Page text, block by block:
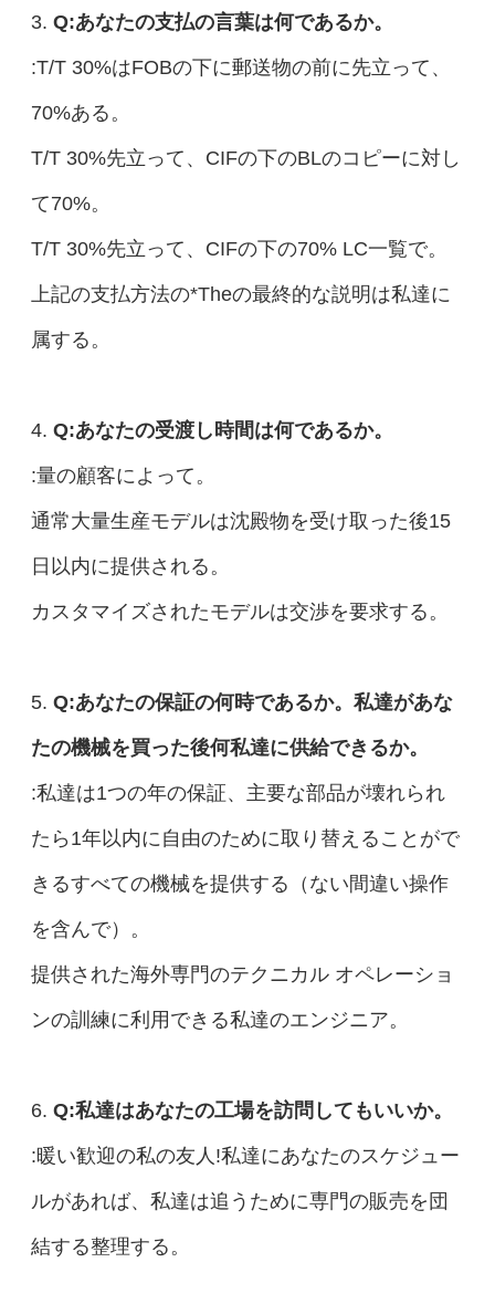
3. Q:あなたの支払の言葉は何であるか。
:T/T 30%はFOBの下に郵送物の前に先立って、
70%ある。
T/T 30%先立って、CIFの下のBLのコピーに対し
て70%。
T/T 30%先立って、CIFの下の70% LC一覧で。
上記の支払方法の*Theの最終的な説明は私達に
属する。
4. Q:あなたの受渡し時間は何であるか。
:量の顧客によって。
通常大量生産モデルは沈殿物を受け取った後15
日以内に提供される。
カスタマイズされたモデルは交渉を要求する。
5. Q:あなたの保証の何時であるか。私達があな
たの機械を買った後何私達に供給できるか。
:私達は1つの年の保証、主要な部品が壊れられ
たら1年以内に自由のために取り替えることがで
きるすべての機械を提供する（ない間違い操作
を含んで）。
提供された海外専門のテクニカル オペレーショ
ンの訓練に利用できる私達のエンジニア。
6. Q:私達はあなたの工場を訪問してもいいか。
:暖い歓迎の私の友人!私達にあなたのスケジュー
ルがあれば、私達は追うために専門の販売を団
結する整理する。